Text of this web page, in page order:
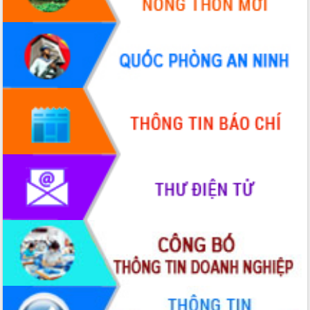
món ăn từ sầu riêng
Đắk Lắk công bố Quy hoạch và xúc
tiến đầu tư tỉnh
Ngành cá ngừ Đắk Lắk chủ động thích
ứng để giữ vững thị trường xuất khẩu
Diễn đàn Kinh tế tư nhân Việt Nam đột
phá cơ chế - Hợp tác công tư
Đề án 06 tạo bước ngoặt đột phá trong
cải cách hành chính tỉnh Đắk Lắk
Kết nối tour, đẩy mạnh chuyển đổi số
để phát triển du lịch Đắk Lắk
Khởi động Dự án Đầu tư xây dựng hạ
tầng kỹ thuật Cụm công nghiệp Tân
Tiến
Gặp mặt các cơ quan báo chí nhân Kỷ
niệm 101 năm Ngày Báo chí Cách
mạng Việt Nam
Đắk Lắk sơ kết 4 năm triển khai thực
hiện Đề án 06 của Chính phủ
Họp báo thông tin về Hội nghị Công bố